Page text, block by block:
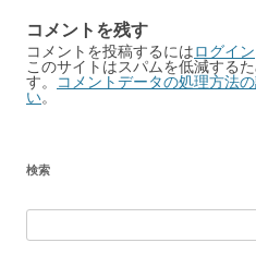
コメントを残す
コメントを投稿するにはログイン
このサイトはスパムを低減する
す。
コメントデータの処理方法
い。
検索